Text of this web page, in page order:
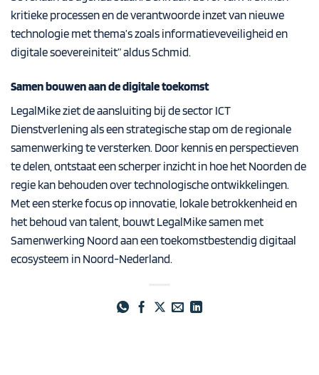
kritieke processen en de verantwoorde inzet van nieuwe
technologie met thema’s zoals informatieveveiligheid en
digitale soevereiniteit” aldus Schmid.
Samen bouwen aan de digitale toekomst
LegalMike ziet de aansluiting bij de sector ICT
Dienstverlening als een strategische stap om de regionale
samenwerking te versterken. Door kennis en perspectieven
te delen, ontstaat een scherper inzicht in hoe het Noorden de
regie kan behouden over technologische ontwikkelingen.
Met een sterke focus op innovatie, lokale betrokkenheid en
het behoud van talent, bouwt LegalMike samen met
Samenwerking Noord aan een toekomstbestendig digitaal
ecosysteem in Noord-Nederland.